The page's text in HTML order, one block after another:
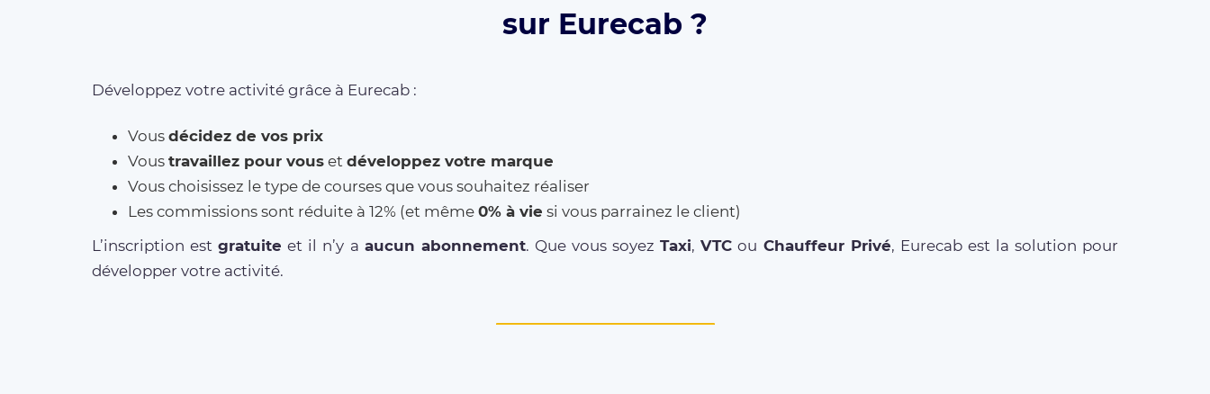
sur Eurecab ?
Développez votre activité grâce à Eurecab :
Vous décidez de vos prix
Vous travaillez pour vous et développez votre marque
Vous choisissez le type de courses que vous souhaitez réaliser
Les commissions sont réduite à 12% (et même 0% à vie si vous parrainez le client)
L’inscription estgratuite et il n’y a aucun abonnement. Que vous soyezTaxi,VTC ou Chauffeur Privé, Eurecab est la solution pour
développer votre activité.